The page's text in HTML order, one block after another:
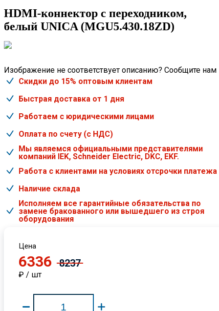
HDMI-коннектор с переходником,
белый UNICA (MGU5.430.18ZD)
Изображение не соответствует описанию? Сообщите нам
Скидки до 15% оптовым клиентам
Быстрая доставка от 1 дня
Работаем с юридическими лицами
Оплата по счету (с НДС)
Мы являемся официальными представителями
компаний IEK, Schneider Electric, DKC, EKF.
Работа с клиентами на условиях отсрочки платежа
Наличие склада
Исполняем все гарантийные обязательства по
замене бракованного или вышедшего из строя
оборудования
Цена
6336 8237
₽ / шт